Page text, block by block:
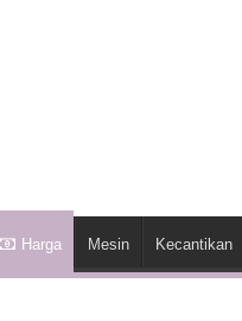
Harga Mesin Kecantikan